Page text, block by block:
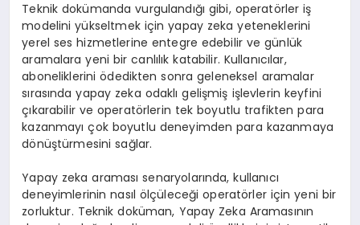
Teknik dokümanda vurgulandığı gibi, operatörler iş
modelini yükseltmek için yapay zeka yeteneklerini
yerel ses hizmetlerine entegre edebilir ve günlük
aramalara yeni bir canlılık katabilir. Kullanıcılar,
aboneliklerini ödedikten sonra geleneksel aramalar
sırasında yapay zeka odaklı gelişmiş işlevlerin keyfini
çıkarabilir ve operatörlerin tek boyutlu trafikten para
kazanmayı çok boyutlu deneyimden para kazanmaya
dönüştürmesini sağlar.
Yapay zeka araması senaryolarında, kullanıcı
deneyimlerinin nasıl ölçüleceği operatörler için yeni bir
zorluktur. Teknik doküman, Yapay Zeka Aramasının